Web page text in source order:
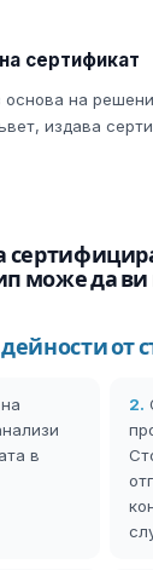
сертификат
на
издава
може да ви
от
в
2.